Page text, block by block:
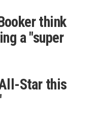
think
a "super
Star this